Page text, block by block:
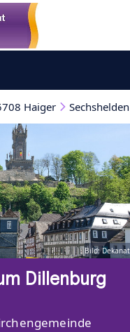
Haiger Sechshelden
Bild: Dekanat
Dillenburg